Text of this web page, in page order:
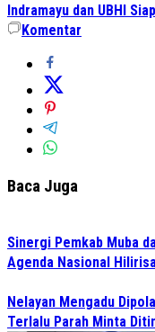
Indramayu dan UBHI
Komentar
Baca Juga
Sinergi Pemkab Muba
Agenda Nasional
Nelayan Mengadu
Terlalu Parah Minta